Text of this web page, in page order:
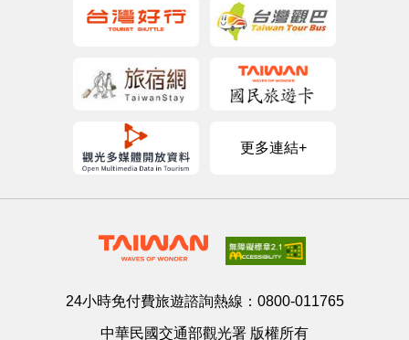
更多連結+
24小時免付費旅遊諮詢熱線： 0800-011765
中華民國交通部觀光署 版權所有